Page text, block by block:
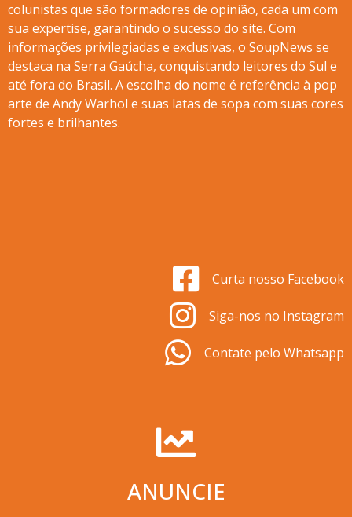
colunistas que são formadores de opinião, cada um com
sua expertise, garantindo o sucesso do site. Com
informações privilegiadas e exclusivas, o SoupNews se
destaca na Serra Gaúcha, conquistando leitores do Sul e
até fora do Brasil. A escolha do nome é referência à pop
arte de Andy Warhol e suas latas de sopa com suas cores
fortes e brilhantes.
Curta nosso Facebook
Siga-nos no Instagram
Contate pelo Whatsapp
ANUNCIE